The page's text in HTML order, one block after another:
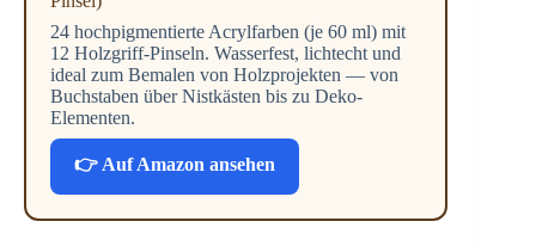
24 hochpigmentierte Acrylfarben (je 60 ml) mit
12 Holzgriff-Pinseln. Wasserfest, lichtecht und
ideal zum Bemalen von Holzprojekten — von
Buchstaben über Nistkästen bis zu Deko-
Elementen.
👉 Auf Amazon ansehen